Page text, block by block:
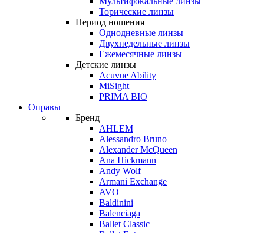
Торические линзы
Период ношения
Однодневные линзы
Двухнедельные линзы
Ежемесячные линзы
Детские линзы
Acuvue Ability
MiSight
PRIMA BIO
Оправы
Бренд
AHLEM
Alessandro Bruno
Alexander McQueen
Ana Hickmann
Andy Wolf
Armani Exchange
AVO
Baldinini
Balenciaga
Ballet Classic